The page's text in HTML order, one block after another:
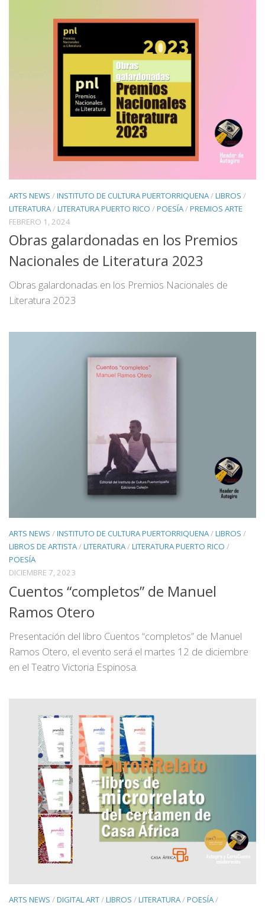
ARTS NEWS /INSTITUTO DE CULTURA PUERTORRIQUENA /LIBROS /
LITERATURA /LITERATURA PUERTO RICO /POESÍA /PREMIOS ARTE
FEBRERO 1, 2024
Obras galardonadas en los Premios
Nacionales de Literatura 2023
Obras galardonadas en los Premios Nacionales de
Literatura 2023
ARTS NEWS /INSTITUTO DE CULTURA PUERTORRIQUENA/LIBROS /
LIBROS DE ARTISTA/LITERATURA/LITERATURA PUERTO RICO /
POESÍA
DICIEMBRE 7, 2023
Cuentos “completos” de Manuel
Ramos Otero
Presentación del libro Cuentos “completos” de Manuel
Ramos Otero, el evento será el martes 12 de diciembre
en el Teatro Victoria Espinosa.
ARTS NEWS /DIGITAL ART/LIBROS /LITERATURA/POESÍA/